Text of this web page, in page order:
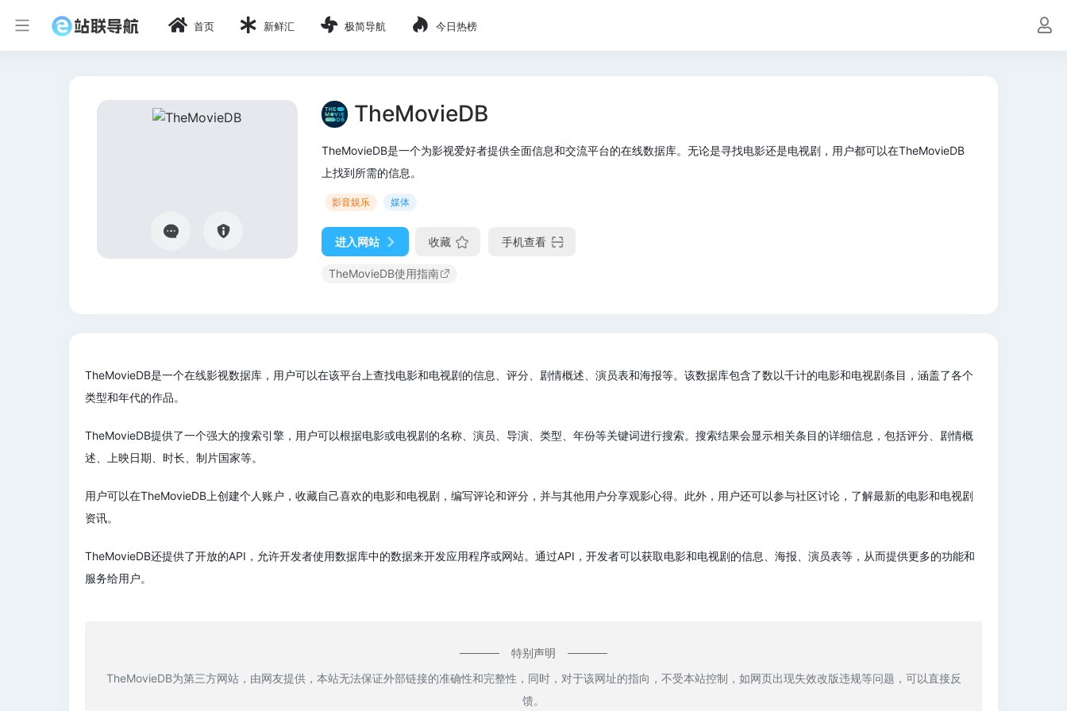
首页 新鲜汇 极简导航 今日热榜
TheMovieDB
TheMovieDB是一个为影视爱好者提供全面信息和交流平台的在线数据库。无论是寻找电影还是电视剧，用户都可以在TheMovieDB
上找到所需的信息。
影音娱乐 媒体
进入网站 收藏 手机查看
TheMovieDB使用指南
TheMovieDB是一个在线影视数据库，用户可以在该平台上查找电影和电视剧的信息、评分、剧情概述、演员表和海报等。该数据库包含了数以千计的电影和电视剧条目，涵盖了各个
类型和年代的作品。
TheMovieDB提供了一个强大的搜索引擎，用户可以根据电影或电视剧的名称、演员、导演、类型、年份等关键词进行搜索。搜索结果会显示相关条目的详细信息，包括评分、剧情概
述、上映日期、时长、制片国家等。
用户可以在TheMovieDB上创建个人账户，收藏自己喜欢的电影和电视剧，编写评论和评分，并与其他用户分享观影心得。此外，用户还可以参与社区讨论，了解最新的电影和电视剧
资讯。
TheMovieDB还提供了开放的API，允许开发者使用数据库中的数据来开发应用程序或网站。通过API，开发者可以获取电影和电视剧的信息、海报、演员表等，从而提供更多的功能和
服务给用户。
特别声明
TheMovieDB为第三方网站，由网友提供，本站无法保证外部链接的准确性和完整性，同时，对于该网址的指向，不受本站控制，如网页出现失效改版违规等问题，可以直接反
馈。